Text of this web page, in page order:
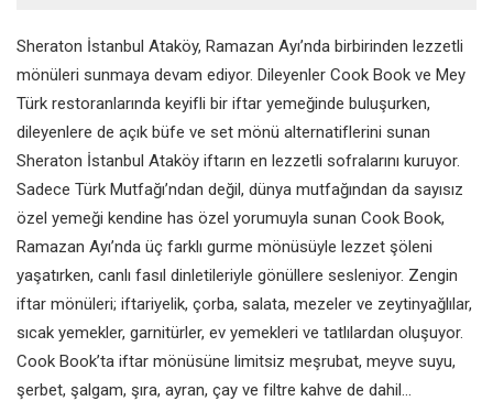
Sheraton İstanbul Ataköy, Ramazan Ayı’nda birbirinden lezzetli
mönüleri sunmaya devam ediyor. Dileyenler Cook Book ve Mey
Türk restoranlarında keyifli bir iftar yemeğinde buluşurken,
dileyenlere de açık büfe ve set mönü alternatiflerini sunan
Sheraton İstanbul Ataköy iftarın en lezzetli sofralarını kuruyor.
Sadece Türk Mutfağı’ndan değil, dünya mutfağından da sayısız
özel yemeği kendine has özel yorumuyla sunan Cook Book,
Ramazan Ayı’nda üç farklı gurme mönüsüyle lezzet şöleni
yaşatırken, canlı fasıl dinletileriyle gönüllere sesleniyor. Zengin
iftar mönüleri; iftariyelik, çorba, salata, mezeler ve zeytinyağlılar,
sıcak yemekler, garnitürler, ev yemekleri ve tatlılardan oluşuyor.
Cook Book’ta iftar mönüsüne limitsiz meşrubat, meyve suyu,
şerbet, şalgam, şıra, ayran, çay ve filtre kahve de dahil…